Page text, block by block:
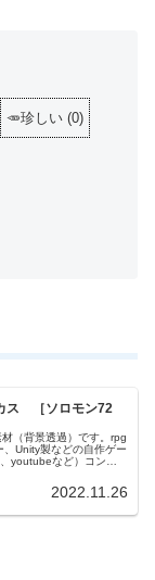
🥕珍しい (0)
ス ［ソロモン72
（背景透過）です。rpg
Unity製などの自作ゲー
youtubeなど）コンテ
2022.11.26